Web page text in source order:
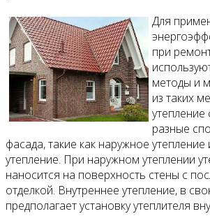
Для
при
методы и
из таких
утепление
разные
фасада, такие как наружное утепление
утепление. При наружном утеплении
наносится на поверхность стены с
отделкой. Внутреннее утепление, в
предполагает установку утеплителя